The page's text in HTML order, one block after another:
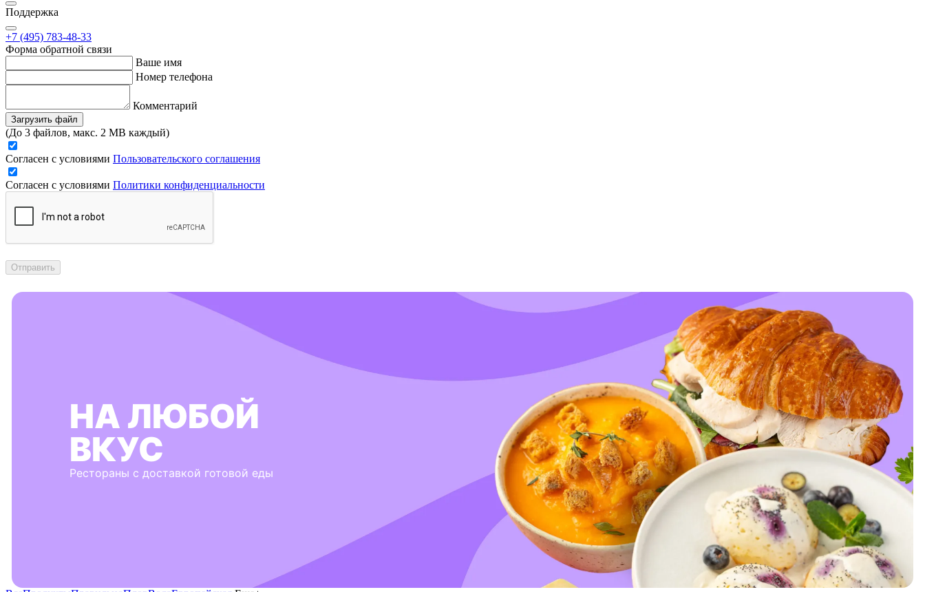
Поддержка
+7 (495) 783-48-33
Форма обратной связи
Ваше имя
Номер телефона
Комментарий
Загрузить файл
(До 3 файлов, макс. 2 MB каждый)
Согласен с условиями Пользовательского соглашения
Согласен с условиями Политики конфиденциальности
Отправить
НА ЛЮБОЙ
ВКУС
Рестораны с доставкой готовой еды